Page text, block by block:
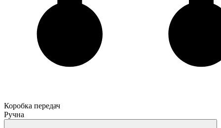
Коробка передач
Ручна